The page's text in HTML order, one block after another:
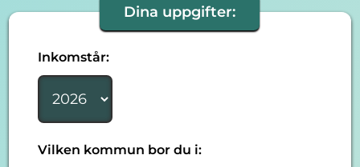
Dina uppgifter:
Inkomstår:
Vilken kommun bor du i: